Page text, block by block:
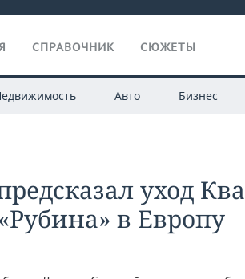
СПРАВОЧНИК СЮЖЕТЫ
Авто Бизнес
уход
в Европу